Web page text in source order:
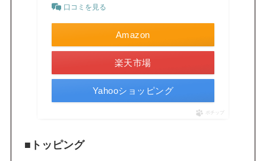
口コミを見る
Amazon
楽天市場
Yahooショッピング
ポチップ
■トッピング